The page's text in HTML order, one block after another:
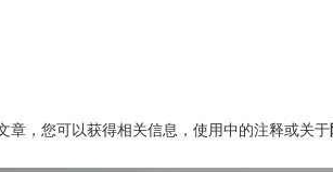
章，您可以获得相关信息，使用中的注释或关于